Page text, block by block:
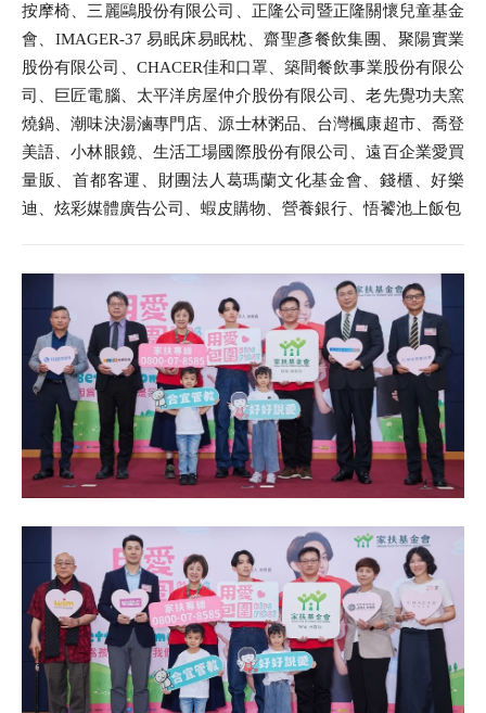
按摩椅、三麗鷗股份有限公司、正隆公司暨正隆關懷兒童基金
會、IMAGER-37 易眠床易眠枕、齋聖彥餐飲集團、聚陽實業
股份有限公司、CHACER佳和口罩、築間餐飲事業股份有限公
司、巨匠電腦、太平洋房屋仲介股份有限公司、老先覺功夫窯
燒鍋、潮味決湯滷專門店、源士林粥品、台灣楓康超市、喬登
美語、小林眼鏡、生活工場國際股份有限公司、遠百企業愛買
量販、首都客運、財團法人葛瑪蘭文化基金會、錢櫃、好樂
迪、炫彩媒體廣告公司、蝦皮購物、營養銀行、悟饕池上飯包